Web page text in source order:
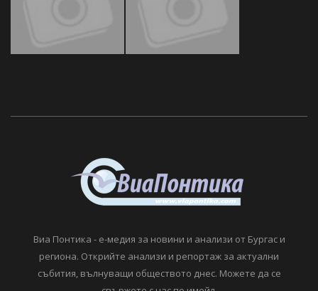
Виа Понтика - е-медия за новини и анализи от Бургас и
региона. Открийте анализи и репортаж за актуални
събития, вълнуващи обществото днес. Можете да се